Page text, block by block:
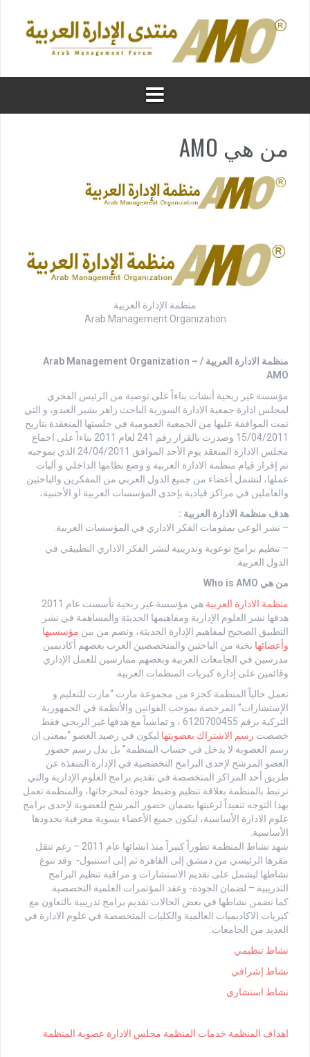
من هي AMO
منظمة الإدارة العربية
Arab Management Organızatıon
منظمة الادارة العربية / Arab Management Organization –
AMO
مؤسسة غير ربحية أنشات بناءاً على توصية من الرئيس الفخري
لمجلس ادارة جمعية الادارة السورية الباحث زاهر بشير العبدو، و التي
تمت الموافقة عليها من الجمعية العمومية في جلستها المنعقدة بتاريخ
15/04/2011 وصدرت بالقرار رقم 241 لعام 2011 بناءاً على اجماع
مجلس الادارة المنعقد يوم الأحد الموافق 24/04/2011 الذي بموجبه
تم إقرار قيام منظمة الادارة العربية و وضع نظامها الداخلي و آليات
عملها، لتشمل أعضاء من جميع الدول العربي من المفكرين والباحثين
والعاملين في مراكز قيادية بإحدى المؤسسات العربية او الأجنبية،
هدف منظمة الادارة العربية :
– نشر الوعي بمقومات الفكر الاداري في المؤسسات العربية.
– تنظيم برامج توعوية وتدريبية لنشر الفكر الاداري التطبيقي في
الدول العربية.
من هي Who is AMO
منظمة الادارة العربية
هي مؤسسة غير ربحية تأسست عام 2011
هدفها نشر العلوم الإدارية ومفاهيمها الحديثة والمساهمة في نشر
التطبيق الصحيح لمفاهيم الإدارة الحديثة، وتضم من بين مؤسسيها
وأعضائهانخبة من الباحثين والمتخصصين العرب بعضهم أكاديمين
مدرسين في الجامعات العربية وبعضهم ممارسين للعمل الإداري
وقائمين على إدارة كبريات المنظمات العربية.
تعمل حالياً المنظمة كجزء من مجموعة مارت “مارت للتعليم و
الإستشارات” المرخصة بموجب القوانين والأنظمة في الجمهورية
التركية برقم 6120700455 ، و تماشياً مع هدفها غير الربحي فقط
خصصت رسم الاشتراك بعضويتهاليكون في رصيد العضو “بمعنى ان
رسم العضوية لا يدخل في حساب المنظمة” بل بدل رسم حضور
العضو المرشح لإحدى البرامج التخصصية في الإدارة المنفذة عن
طريق أحد المراكز المتخصصة في تقديم برامج العلوم الإدارية والتي
ترتبط بالمنظمة بعلاقة تنظيم وضبط جودة لمخرجاتها، والمنظمة تعمل
بهذا التوجه تنفيذاً لرغبتها بضمان حضور المرشح للعضوية لإحدى برامج
علوم الادارة الأساسية، ليكون جميع الأعضاء بسوية معرفية بحدودها
الأساسية.
شهد نشاط المنظمة تطوراً كبيراً منذ انشائها عام 2011 – رغم تنقل
مقرها الرئيسي من دمشق إلى القاهرة ثم إلى استنبول- وقد تنوع
نشاطها ليشمل على تقديم الاستشارات و مراقبة تنظيم البرامج
التدريبية – لضمان الجودة- وعقد المؤتمرات العلمية التخصصية.
كما تضمن نشاطها في بعض الحالات تقديم برامج تدريبية بالتعاون مع
كبريات الاكاديميات العالمية والكليات المتخصصة في علوم الادارة في
العديد من الجامعات:
نشاط تنظيمي
نشاط إشرافي
نشاط استشاري
اهداف المنظمة خدمات المنظمة مجلس الادارة عضوية المنظمة